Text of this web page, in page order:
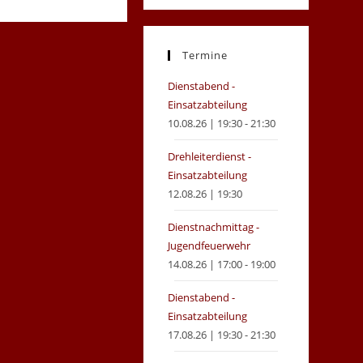
in
new
in
new
Termine
Dienstabend -
Einsatzabteilung
10.08.26 | 19:30 - 21:30
Drehleiterdienst -
Einsatzabteilung
12.08.26 | 19:30
Dienstnachmittag -
Jugendfeuerwehr
14.08.26 | 17:00 - 19:00
Dienstabend -
Einsatzabteilung
17.08.26 | 19:30 - 21:30